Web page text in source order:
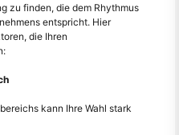
zu finden, die dem Rhythmus
entspricht. Hier
die Ihren
kann Ihre Wahl stark